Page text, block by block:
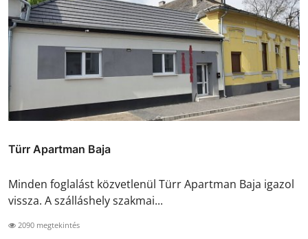
Türr Apartman Baja
Minden foglalást közvetlenül Türr Apartman Baja igazol
vissza. A szálláshely szakmai...
2090 megtekintés